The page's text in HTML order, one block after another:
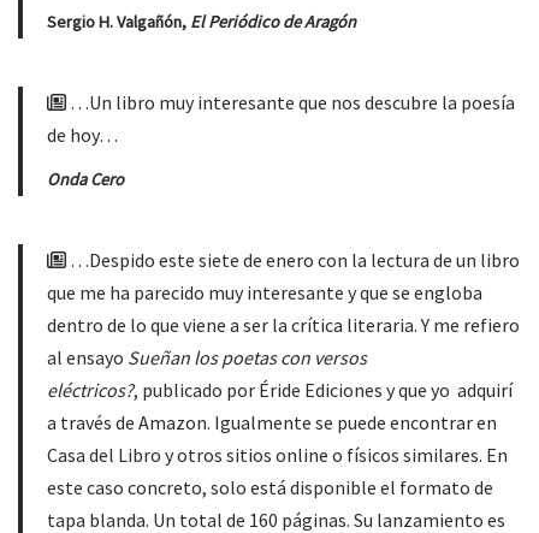
Sergio H. Valgañón, El Periódico de Aragón
…Un libro muy interesante que nos descubre la poesía
de hoy…
Onda Cero
…Despido este siete de enero con la lectura de un libro
que me ha parecido muy interesante y que se engloba
dentro de lo que viene a ser la crítica literaria. Y me refiero
al ensayo Sueñan los poetas con versos
eléctricos?, publicado por Éride Ediciones y que yo adquirí
a través de Amazon. Igualmente se puede encontrar en
Casa del Libro y otros sitios online o físicos similares. En
este caso concreto, solo está disponible el formato de
tapa blanda. Un total de 160 páginas. Su lanzamiento es